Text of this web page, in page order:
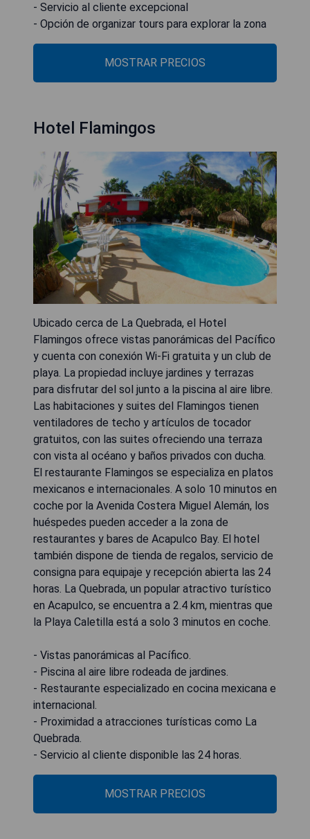
- Servicio al cliente excepcional
- Opción de organizar tours para explorar la zona
MOSTRAR PRECIOS
Hotel Flamingos
Ubicado cerca de La Quebrada, el Hotel
Flamingos ofrece vistas panorámicas del Pacífico
y cuenta con conexión Wi-Fi gratuita y un club de
playa. La propiedad incluye jardines y terrazas
para disfrutar del sol junto a la piscina al aire libre.
Las habitaciones y suites del Flamingos tienen
ventiladores de techo y artículos de tocador
gratuitos, con las suites ofreciendo una terraza
con vista al océano y baños privados con ducha.
El restaurante Flamingos se especializa en platos
mexicanos e internacionales. A solo 10 minutos en
coche por la Avenida Costera Miguel Alemán, los
huéspedes pueden acceder a la zona de
restaurantes y bares de Acapulco Bay. El hotel
también dispone de tienda de regalos, servicio de
consigna para equipaje y recepción abierta las 24
horas. La Quebrada, un popular atractivo turístico
en Acapulco, se encuentra a 2.4 km, mientras que
la Playa Caletilla está a solo 3 minutos en coche.
- Vistas panorámicas al Pacífico.
- Piscina al aire libre rodeada de jardines.
- Restaurante especializado en cocina mexicana e
internacional.
- Proximidad a atracciones turísticas como La
Quebrada.
- Servicio al cliente disponible las 24 horas.
MOSTRAR PRECIOS